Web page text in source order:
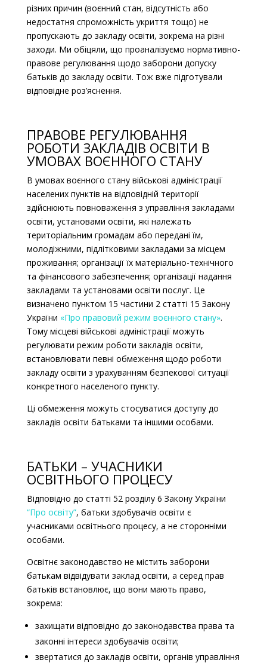
різних причин (воєнний стан, відсутність або
недостатня спроможність укриття тощо) не
пропускають до закладу освіти, зокрема на різні
заходи. Ми обіцяли, що проаналізуємо нормативно-
правове регулювання щодо заборони допуску
батьків до закладу освіти. Тож вже підготували
відповідне роз’яснення.
ПРАВОВЕ РЕГУЛЮВАННЯ
РОБОТИ ЗАКЛАДІВ ОСВІТИ В
УМОВАХ ВОЄННОГО СТАНУ
В умовах воєнного стану військові адміністрації
населених пунктів на відповідній території
здійснюють повноваження з управління закладами
освіти, установами освіти, які належать
територіальним громадам або передані їм,
молодіжними, підлітковими закладами за місцем
проживання; організації їх матеріально-технічного
та фінансового забезпечення; організації надання
закладами та установами освіти послуг. Це
визначено пунктом 15 частини 2 статті 15 Закону
України «Про правовий режим воєнного стану».
Тому місцеві військові адміністрації можуть
регулювати режим роботи закладів освіти,
встановлювати певні обмеження щодо роботи
закладу освіти з урахуванням безпекової ситуації
конкретного населеного пункту.
Ці обмеження можуть стосуватися доступу до
закладів освіти батьками та іншими особами.
БАТЬКИ – УЧАСНИКИ
ОСВІТНЬОГО ПРОЦЕСУ
Відповідно до статті 52 розділу 6 Закону України
“Про освіту”, батьки здобувачів освіти є
учасниками освітнього процесу, а не сторонніми
особами.
Освітнє законодавство не містить заборони
батькам відвідувати заклад освіти, а серед прав
батьків встановлює, що вони мають право,
зокрема:
захищати відповідно до законодавства права та
законні інтереси здобувачів освіти;
звертатися до закладів освіти, органів управління